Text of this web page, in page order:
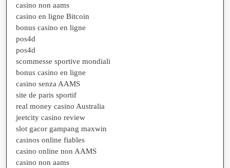
casino non aams
casino en ligne Bitcoin
bonus casino en ligne
pos4d
pos4d
scommesse sportive mondiali
bonus casino en ligne
casino senza AAMS
site de paris sportif
real money casino Australia
jeetcity casino review
slot gacor gampang maxwin
casinos online fiables
casino online non AAMS
casino non aams